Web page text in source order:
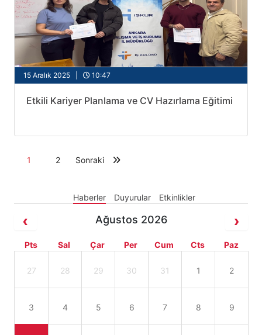
15 Aralık 2025 | 10:47
Etkili Kariyer Planlama ve CV Hazırlama Eğitimi
1 2 Sonraki
Haberler Duyurular Etkinlikler
Ağustos 2026
Pts Sal Çar Per Cum Cts Paz
27 28 29 30 31 1 2
3 4 5 6 7 8 9